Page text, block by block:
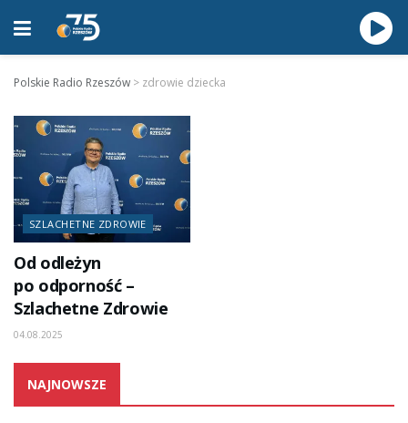
Polskie Radio Rzeszów > zdrowie dziecka
SZLACHETNE ZDROWIE
Od odleżyn
po odporność –
Szlachetne Zdrowie
04.08.2025
NAJNOWSZE